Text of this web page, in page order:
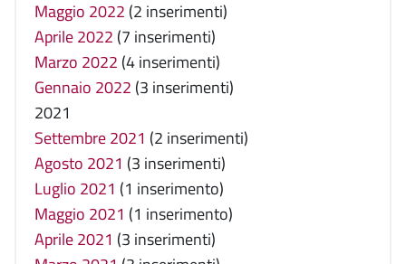
Maggio 2022 (2 inserimenti)
Aprile 2022 (7 inserimenti)
Marzo 2022 (4 inserimenti)
Gennaio 2022 (3 inserimenti)
2021
Settembre 2021 (2 inserimenti)
Agosto 2021 (3 inserimenti)
Luglio 2021 (1 inserimento)
Maggio 2021 (1 inserimento)
Aprile 2021 (3 inserimenti)